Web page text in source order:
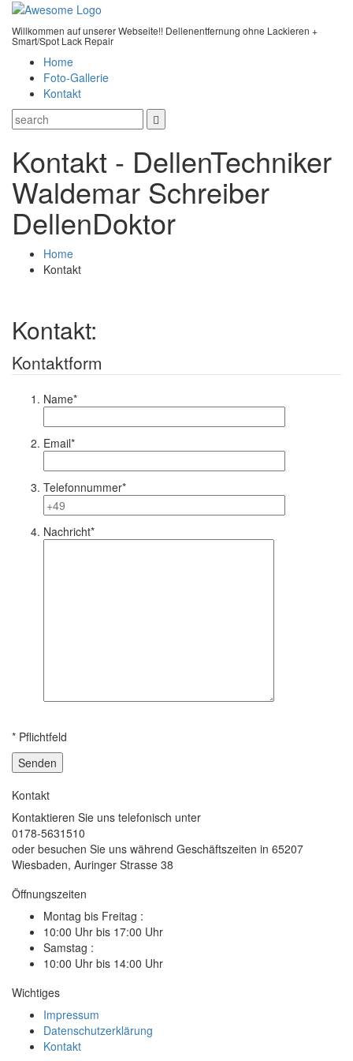
Willkommen auf unserer Webseite!! Dellenentfernung ohne Lackieren +
Smart/Spot Lack Repair
Home
Foto-Gallerie
Kontakt
Kontakt - DellenTechniker
Waldemar Schreiber
DellenDoktor
Home
Kontakt
Kontakt:
Kontaktform
Name*
Email*
Telefonnummer*
Nachricht*
* Pflichtfeld
Kontakt
Kontaktieren Sie uns telefonisch unter
0178-5631510
oder besuchen Sie uns während Geschäftszeiten in 65207
Wiesbaden, Auringer Strasse 38
Öffnungszeiten
Montag bis Freitag :
10:00 Uhr bis 17:00 Uhr
Samstag :
10:00 Uhr bis 14:00 Uhr
Wichtiges
Impressum
Datenschutzerklärung
Kontakt